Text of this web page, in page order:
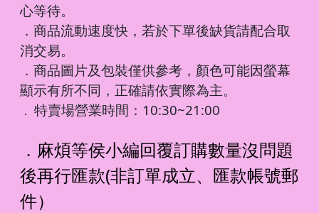
心等待。
．商品流動速度快，若於下單後缺貨請配合取
消交易。
．商品圖片及包裝僅供參考，顏色可能因螢幕
顯示有所不同，正確請依實際為主。
． 特賣場營業時間：10:30~21:00
．麻煩等侯小編回覆訂購數量沒問題
後再行匯款(非訂單成立、匯款帳號郵
件）